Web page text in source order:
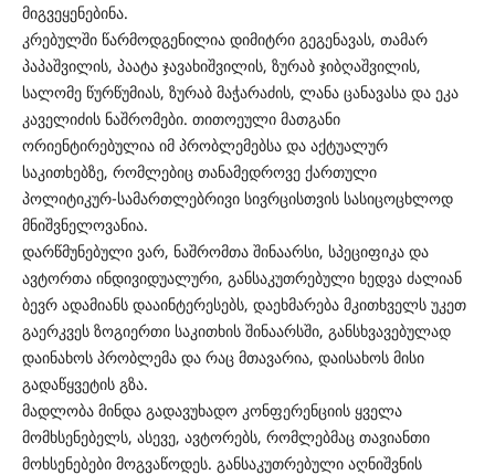
მიგვეყენებინა.
კრებულში წარმოდგენილია დიმიტრი გეგენავას, თამარ
პაპაშვილის, პაატა ჯავახიშვილის, ზურაბ ჯიბღაშვილის,
სალომე წურწუმიას, ზურაბ მაჭარაძის, ლანა ცანავასა და ეკა
კაველიძის ნაშრომები. თითოეული მათგანი
ორიენტირებულია იმ პრობლემებსა და აქტუალურ
საკითხებზე, რომლებიც თანამედროვე ქართული
პოლიტიკურ-სამართლებრივი სივრცისთვის სასიცოცხლოდ
მნიშვნელოვანია.
დარწმუნებული ვარ, ნაშრომთა შინაარსი, სპეციფიკა და
ავტორთა ინდივიდუალური, განსაკუთრებული ხედვა ძალიან
ბევრ ადამიანს დააინტერესებს, დაეხმარება მკითხველს უკეთ
გაერკვეს ზოგიერთი საკითხის შინაარსში, განსხვავებულად
დაინახოს პრობლემა და რაც მთავარია, დაისახოს მისი
გადაწყვეტის გზა.
მადლობა მინდა გადავუხადო კონფერენციის ყველა
მომხსენებელს, ასევე, ავტორებს, რომლებმაც თავიანთი
მოხსენებები მოგვაწოდეს. განსაკუთრებული აღნიშვნის